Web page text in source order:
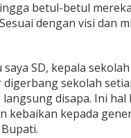
betul-betul
dengan visi dan
saya SD, kepala
sekolah
disapa. Ini hal
kebaikan kepada